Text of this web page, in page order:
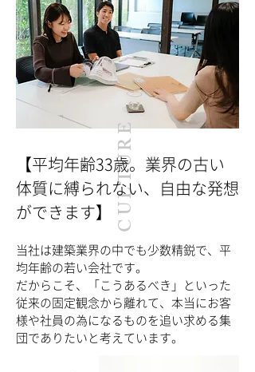
​CULTURE
​【平均年齢33歳。業界の古い
体質に縛られない、自由な発想
ができます】
当社は建築業界の中でも少数精鋭で、平
均年齢の若い会社です。
だからこそ、「こうあるべき」といった
従来の固定観念から離れて、本当にお客
様や​社員の為になるものを追い求める集
団でありたいと考えています。